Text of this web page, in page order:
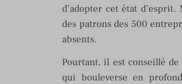
d’adopter cet état
des patrons des 500
absents.
Pourtant, il est conseillé
qui bouleverse en